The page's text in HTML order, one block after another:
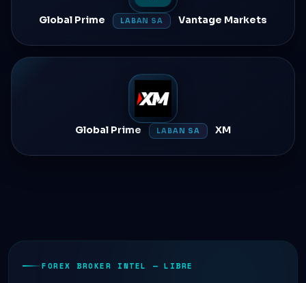
Global Prime LABAN SA Vantage Markets
Global Prime LABAN SA XM
FOREX BROKER INTEL — LIBRE